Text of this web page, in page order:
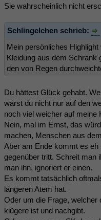
Sie wahrscheinlich nicht
Schlingelchen schrieb:
Mein persönliches
Kleidung aus dem Schrank
den von Regen
Du hättest Glück gehabt.
wärst du nicht nur auf den
noch viel weicher auf meine
Nein, mal im Ernst, das
machen, Menschen aus
Aber am Ende kommt es
gegenüber tritt. Schreit man
man ihn, ignoriert er einen.
Es kommt tatsächlich
längeren Atem hat.
Oder um die Frage, welcher
klügere ist und nachgibt.